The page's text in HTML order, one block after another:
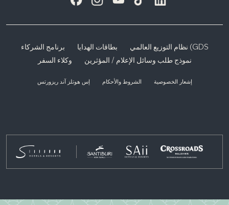
برنامج الشركاء بطاقات الهدايا
نظام التوزيع العالمي (GDS
وكلاء السفر
نموذج طلب وسائل الإعلام / المؤثرين
إشعار الخصوصية الشروط والأحكام إس هوتلز آند ريزورتس